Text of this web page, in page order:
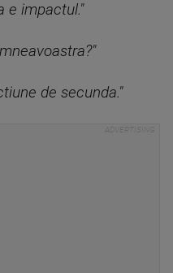
e impactul."
de secunda."